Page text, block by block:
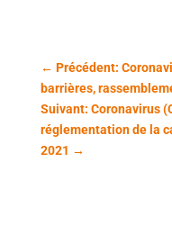
← Précédent:
barrières,
Suivant: Coronavirus
réglementation de la
2021 →